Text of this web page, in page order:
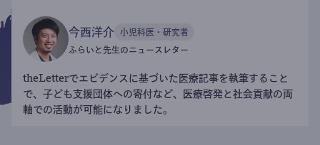
今西洋介 小児科医・研究者
ふらいと先生のニュースレター
theLetterでエビデンスに基づいた医療記事を執筆すること
で、子ども支援団体への寄付など、医療啓発と社会貢献の両
軸での活動が可能になりました。